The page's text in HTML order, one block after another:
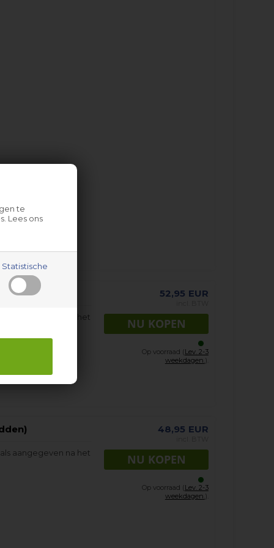
te
Lees ons
Statistische
aangegeven na het
52,95 EUR
Op voorraad (Lev. 2-3
weekdagen. ).
aangegeven na het
48,95 EUR
Op voorraad (Lev. 2-3
weekdagen. ).